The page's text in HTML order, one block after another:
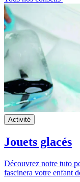
Activité
Jouets glacés
Découvrez notre tuto
fascinera votre enfant